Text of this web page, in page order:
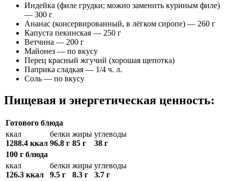
Индейка (филе грудки; можно заменить куриным филе)
— 300 г
Ананас (консервированный, в лёгком сиропе) — 260 г
Капуста пекинская — 250 г
Ветчина — 200 г
Майонез — по вкусу
Перец красный жгучий (хорошая щепотка)
Паприка сладкая — 1/4 ч. л.
Соль — по вкусу
Пищевая и энергетическая ценность:
Готового блюда
ккал
1288.4 ккал
белки
96.8 г
жиры
85 г
углеводы
38 г
100 г блюда
ккал
126.3 ккал
белки
9.5 г
жиры
8.3 г
углеводы
3.7 г